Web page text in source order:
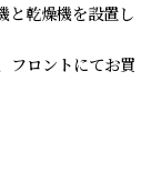
と乾燥機を設置し
フロントにてお買